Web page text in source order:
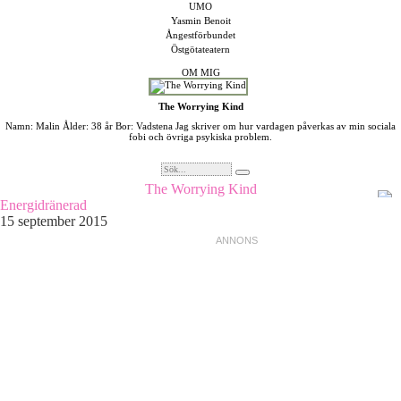
UMO
Yasmin Benoit
Ångestförbundet
Östgötateatern
OM MIG
The Worrying Kind
Namn: Malin Ålder: 38 år Bor: Vadstena Jag skriver om hur vardagen påverkas av min sociala
fobi och övriga psykiska problem.
The Worrying Kind
Energidränerad
15 september 2015